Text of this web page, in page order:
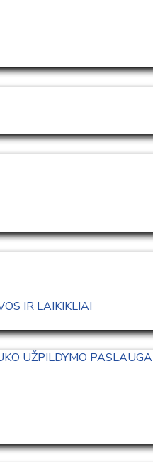
IR LAIKIKLIAI
UŽPILDYMO PASLAUGA